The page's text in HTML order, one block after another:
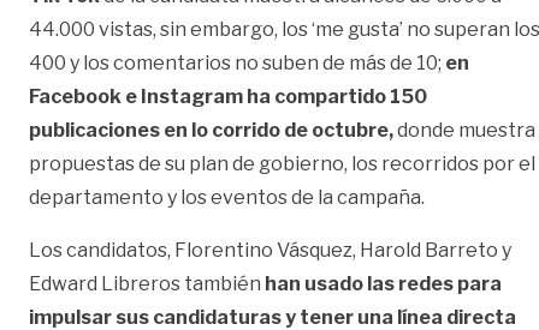
44.000 vistas, sin embargo, los ‘me gusta’ no superan los
400 y los comentarios no suben de más de 10; en
Facebook e Instagram ha compartido 150
publicaciones en lo corrido de octubre,donde muestra
propuestas de su plan de gobierno, los recorridos por el
departamento y los eventos de la campaña.
Los candidatos, Florentino Vásquez, Harold Barreto y
Edward Libreros también han usado las redes para
impulsar sus candidaturas y tener una línea directa